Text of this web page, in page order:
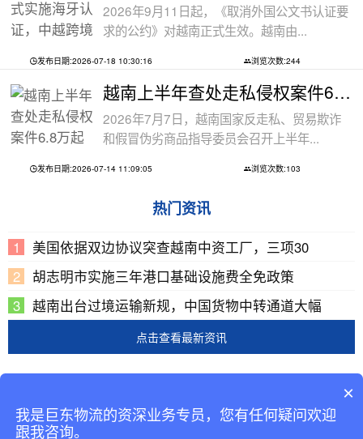
2026年9月11日起，《取消外国公文书认证要
求的公约》对越南正式生效。越南由...
发布日期:2026-07-18 10:30:16 浏览次数:244
越南上半年查处走私侵权案件6.8万起
2026年7月7日，越南国家反走私、贸易欺诈
和假冒伪劣商品指导委员会召开上半年...
发布日期:2026-07-14 11:09:05 浏览次数:103
热门资讯
美国依据双边协议突查越南中资工厂，三项30
胡志明市实施三年港口基础设施费全免政策
越南出台过境运输新规，中国货物中转通道大幅
点击查看最新资讯
版权所有
备案号： 粤ICP备13069001号-2
×
我是巨东物流的资深业务专员，您有任何疑问欢迎
跟我咨询。